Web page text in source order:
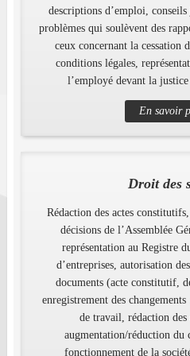
descriptions d’emploi,
problèmes qui soulèvent des
ceux concernant la cessation
conditions légales,
l’employé devant la
En savoir
Droit des
Rédaction des actes
décisions de l’Assemblée
représentation au Registre
d’entreprises, autorisation
documents (acte constitutif,
enregistrement des
de travail, rédaction des
augmentation/réduction du
fonctionnement de la